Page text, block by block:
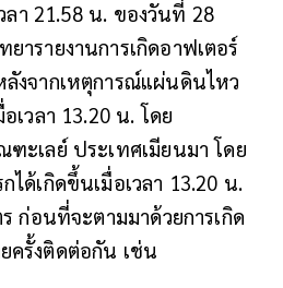
า 21.58 น. ของวันที่ 28
ารายงานการเกิดอาฟเตอร์
งจากเหตุการณ์แผ่นดินไหว
เวลา 13.20 น. โดย
ะเลย์ ประเทศเมียนมา โดย
ได้เกิดขึ้นเมื่อเวลา 13.20 น.
ก่อนที่จะตามมาด้วยการเกิด
ครั้งติดต่อกัน เช่น